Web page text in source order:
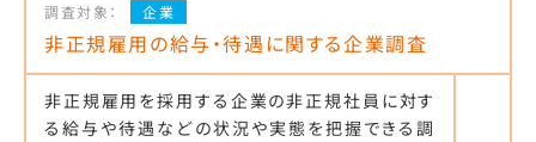
調査対象：
企業
非正規雇用の給与・待遇に関する企業調査
非正規雇用を採用する企業の非正規社員に対す
る給与や待遇などの状況や実態を把握できる調